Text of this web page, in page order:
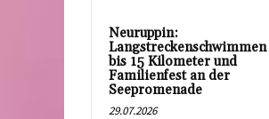
Neuruppin:
Langstreckenschwimmen
bis 15 Kilometer und
Familienfest an der
Seepromenade
29.07.2026